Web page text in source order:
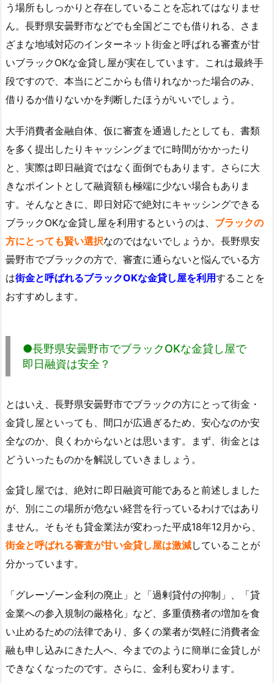
う場所もしっかりと存在していることを忘れてはなりませ
ん。長野県安曇野市などでも全国どこでも借りれる、さま
ざまな地域対応のインターネット街金と呼ばれる審査が甘
いブラックOKな金貸し屋が実在しています。これは最終手
段ですので、本当にどこからも借りれなかった場合のみ、
借りるか借りないかを判断したほうがいいでしょう。
大手消費者金融自体、仮に審査を通過したとしても、書類
を多く提出したりキャッシングまでに時間がかかったり
と、実際は即日融資ではなく面倒でもあります。さらに大
きなポイントとして融資額も極端に少ない場合もありま
す。そんなときに、即日対応で絶対にキャッシングできる
ブラックOKな金貸し屋を利用するというのは、 ブラックの
方にとっても賢い選択なのではないでしょうか。長野県安
曇野市でブラックの方で、審査に通らないと悩んでいる方
は街金と呼ばれるブラックOKな金貸し屋を利用することを
おすすめします。
●長野県安曇野市でブラックOKな金貸し屋で
即日融資は安全？
とはいえ、長野県安曇野市でブラックの方にとって街金・
金貸し屋といっても、間口が広過ぎるため、安心なのか安
全なのか、良くわからないとは思います。まず、街金とは
どういったものかを解説していきましょう。
金貸し屋では、絶対に即日融資可能であると前述しました
が、別にこの場所が危ない経営を行っているわけではあり
ません。そもそも貸金業法が変わった平成18年12月から、
街金と呼ばれる審査が甘い金貸し屋は激減していることが
分かっています。
「グレーゾーン金利の廃止」と「過剰貸付の抑制」、「貸
金業への参入規制の厳格化」など、多重債務者の増加を食
い止めるための法律であり、多くの業者が気軽に消費者金
融も申し込みにきた人へ、今までのように簡単に金貸しが
できなくなったのです。さらに、金利も変わります。